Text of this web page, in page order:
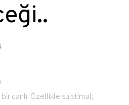
canlı. Özellikle suistimal;